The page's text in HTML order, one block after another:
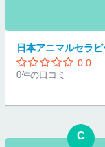
0.0
0件の口コミ
C